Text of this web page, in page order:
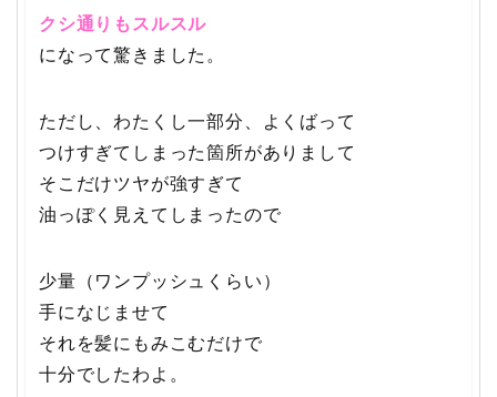
クシ通りもスルスル
になって驚きました。
ただし、わたくし一部分、よくばって
つけすぎてしまった箇所がありまして
そこだけツヤが強すぎて
油っぽく見えてしまったので
少量（ワンプッシュくらい）
手になじませて
それを髪にもみこむだけで
十分でしたわよ。